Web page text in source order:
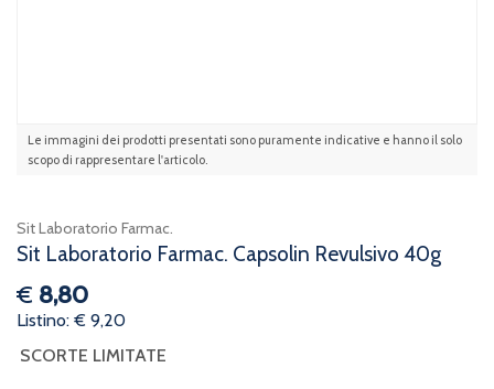
Le immagini dei prodotti presentati sono puramente indicative e hanno il solo
scopo di rappresentare l'articolo.
Sit Laboratorio Farmac.
Sit Laboratorio Farmac. Capsolin Revulsivo 40g
€ 8,80
Listino: € 9,20
SCORTE LIMITATE